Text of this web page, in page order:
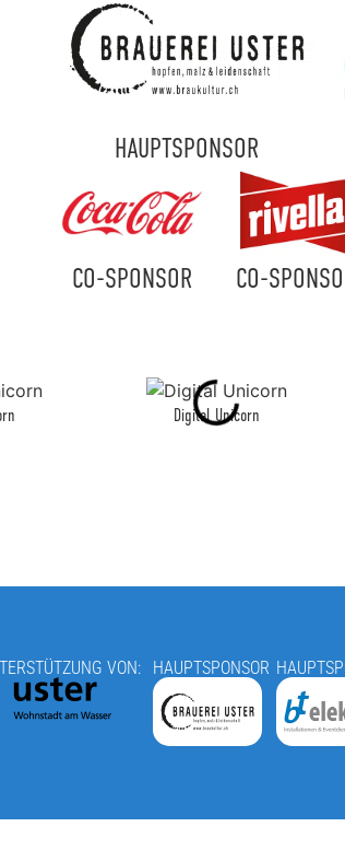
HAUPTSPONSOR
CO-SPONSOR CO-
Digital Unicorn
VON: HAUPTSPONSOR